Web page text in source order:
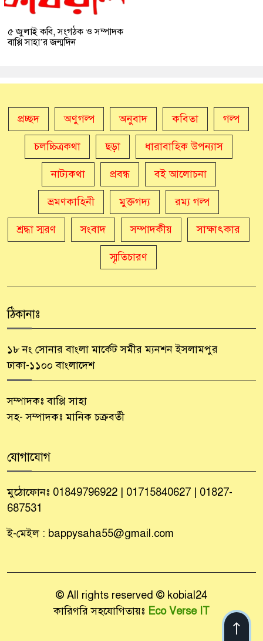
৫ জুলাই কবি, সংগঠক ও সম্পাদক
বাপ্পি সাহা’র জন্মদিন
প্রচ্ছদ অণুগল্প অনুবাদ কবিতা গল্প
চলচ্চিত্রকথা ছড়া ধারাবাহিক উপন্যাস
নাট্যকথা প্রবন্ধ বই আলোচনা
ভ্রমণকাহিনী মুক্তগদ্য রম্য গল্প
শ্রদ্ধা স্মরণ সংবাদ সম্পাদকীয় সাক্ষাৎকার
স্মৃতিচারণ
ঠিকানাঃ
১৮ নং সোনার বাংলা মার্কেট সমীর ম্যনশন ইসলামপুর
ঢাকা-১১০০ বাংলাদেশ
সম্পাদকঃ বাপ্পি সাহা
সহ- সম্পাদকঃ মানিক চক্রবর্তী
যোগাযোগ
মুঠোফোনঃ 01849796922 | 01715840627 | 01827-
687531
ই-মেইল : bappysaha55@gmail.com
© All rights reserved © kobial24
কারিগরি সহযোগিতায়ঃ Eco Verse IT